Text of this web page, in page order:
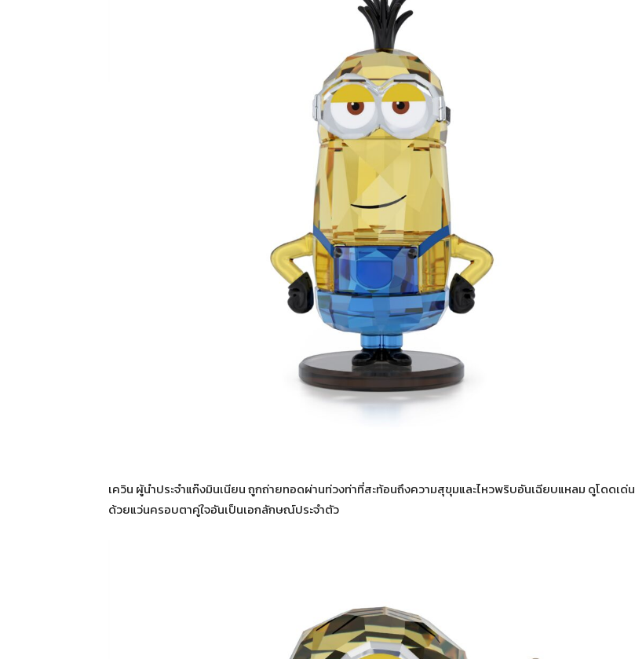
เควิน ผู้นำประจำแก๊งมินเนียน ถูกถ่ายทอดผ่านท่วงท่าที่สะท้อนถึงความสุขุมและไหวพริบอันเฉียบแหลม ดูโดดเด่น
ด้วยแว่นครอบตาคู่ใจอันเป็นเอกลักษณ์ประจำตัว